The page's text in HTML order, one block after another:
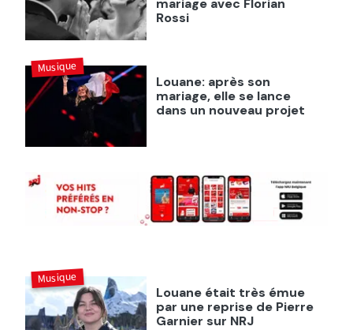
mariage avec Florian
Rossi
Louane: après son
mariage, elle se lance
dans un nouveau projet
Musique
Louane était très émue
par une reprise de Pierre
Garnier sur NRJ
Musique